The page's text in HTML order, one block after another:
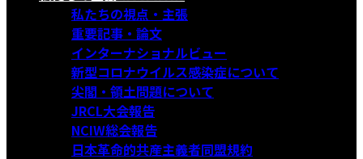
私たちの視点・主張
重要記事・論文
インターナショナルビュー
新型コロナウイルス感染症について
尖閣・領土問題について
JRCL大会報告
NCIW総会報告
日本革命的共産主義者同盟規約